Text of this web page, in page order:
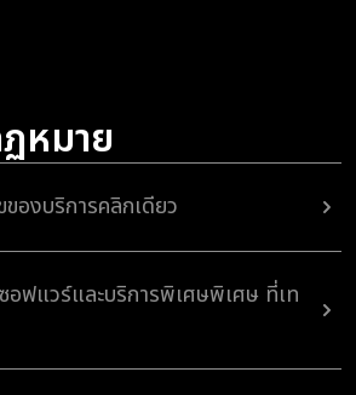
หมาย
องบริการคลิกเดียว
ซอฟแวร์และบริการพิเศษพิเศษ ที่เท